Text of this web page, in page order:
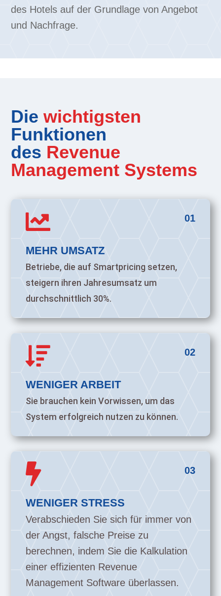
des Hotels auf der Grundlage von Angebot
und Nachfrage.
Diewichtigsten
Funktionen
des Revenue
Management Systems
01

MEHR UMSATZ
Betriebe, die auf Smartpricing setzen,
steigern ihren Jahresumsatz um
durchschnittlich 30%.
02

WENIGER ARBEIT
Sie brauchen kein Vorwissen, um das
System erfolgreich nutzen zu können.
03

WENIGER STRESS
Verabschieden Sie sich für immer von
der Angst, falsche Preise zu
berechnen, indem Sie die Kalkulation
einer effizienten Revenue
Management Software überlassen.